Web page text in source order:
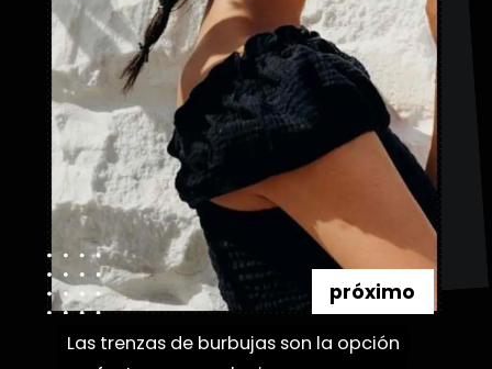
Las trenzas de burbujas son la opción
Las trenzas de burbujas son la opción
próximo